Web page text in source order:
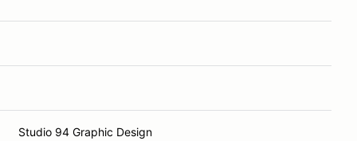
Studio 94 Graphic Design